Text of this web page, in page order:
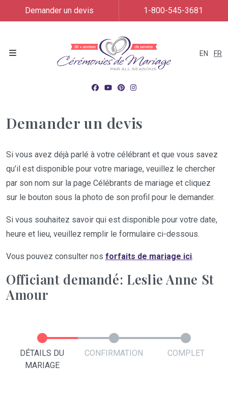
EN FR
Demander un devis 1-800-545-3681
Demander un devis
Si vous avez déjà parlé à votre célébrant et que vous savez
qu’il est disponible pour votre mariage, veuillez le chercher
par son nom sur la page Célébrants de mariage et cliquez
sur le bouton sous la photo de son profil pour le demander.
Si vous souhaitez savoir qui est disponible pour votre date,
heure et lieu, veuillez remplir le formulaire ci-dessous.
Vous pouvez consulter nos forfaits de mariage ici.
Officiant demandé: Leslie Anne St
Amour
DÉTAILS DU
MARIAGE
CONFIRMATION COMPLET